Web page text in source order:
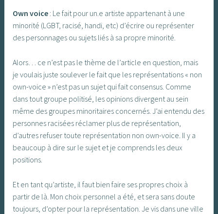
Own voice : Le fait pour un.e artiste appartenant à une
minorité (LGBT, racisé, handi, etc) d’écrire ou représenter
des personnages ou sujets liés à sa propre minorité.
Alors… ce n’est pas le thème de l’article en question, mais
je voulais juste soulever le fait que les représentations « non
own-voice » n’est pas un sujet qui fait consensus. Comme
dans tout groupe politisé, les opinions divergent au sein
même des groupes minoritaires concernés. J’ai entendu des
personnes racisées réclamer plus de représentation,
d’autres refuser toute représentation non own-voice. Il y a
beaucoup à dire sur le sujet et je comprends les deux
positions.
Et en tant qu’artiste, il faut bien faire ses propres choix à
partir de là. Mon choix personnel a été, et sera sans doute
toujours, d’opter pour la représentation. Je vis dans une ville